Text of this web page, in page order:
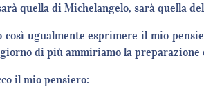
quella di Michelangelo, sarà quella
così ugualmente esprimere il mio
di più ammiriamo la
il mio pensiero: